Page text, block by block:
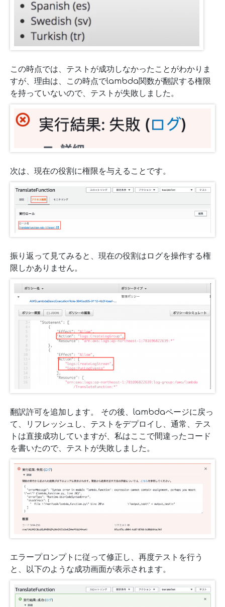
この時点では、テストが成功しなかったことがわかりま
すが、理由は、この時点でlambda関数が翻訳する権限
を持っていないので、テストが失敗しました。
次は、現在の役割に権限を与えることです。
振り返って見てみると、現在の役割はログを操作する権
限しかありません。
翻訳許可を追加します。 その後、lambdaページに戻っ
て、リフレッシュし、テストをデプロイし、通常、テス
トは直接成功していますが、私はここで間違ったコード
を書いたので、テストが失敗しました。
エラープロンプトに従って修正し、再度テストを行う
と、以下のような成功画面が表示されます。